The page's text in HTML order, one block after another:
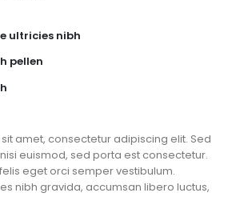
ultricies nibh
pellen
amet, consectetur adipiscing elit. Sed
euismod, sed porta est consectetur.
eget orci semper vestibulum.
nibh gravida, accumsan libero luctus,